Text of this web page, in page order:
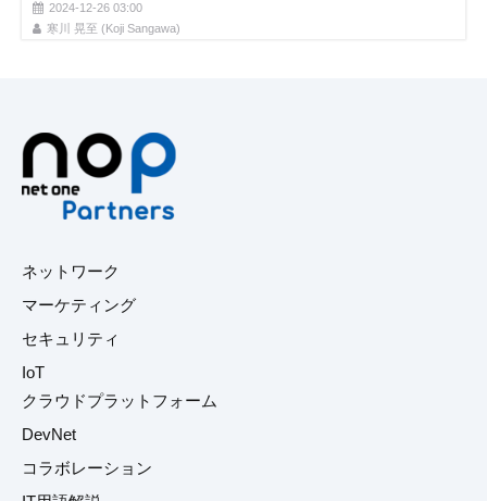
2024-12-26 03:00
寒川 晃至 (Koji Sangawa)
ネットワーク
マーケティング
セキュリティ
IoT
クラウドプラットフォーム
DevNet
コラボレーション